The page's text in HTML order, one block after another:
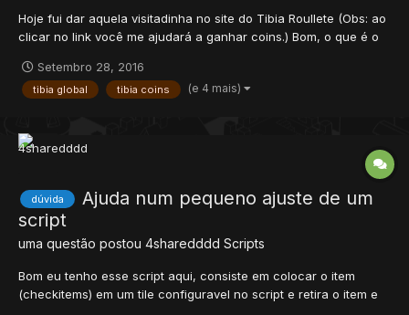
Hoje fui dar aquela visitadinha no site do Tibia Roullete (Obs: ao
clicar no link você me ajudará a ganhar coins.) Bom, o que é o
Coins, tendo 2 possibilidades de jogo, roleta ou jackpot. Como
criar conta? Após criar a conta, c...
Setembro 28, 2016
tibia global tibia coins (e 4 mais)
dúvida
Ajuda num pequeno ajuste de um
script
uma questão postou 4sharedddd Scripts
Bom eu tenho esse script aqui, consiste em colocar o item
(checkitems) em um tile configuravel no script e retira o item e